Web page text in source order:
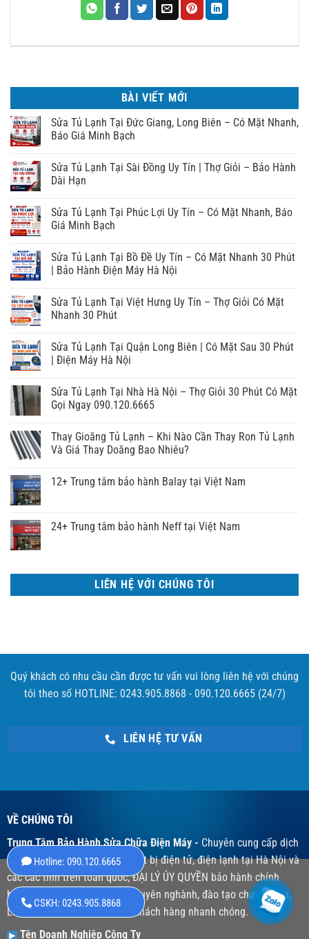
BÀI VIẾT MỚI
Sửa Tủ Lạnh Tại Đức Giang, Long Biên – Có Mặt Nhanh,
Báo Giá Minh Bạch
Sửa Tủ Lạnh Tại Sài Đồng Uy Tín | Thợ Giỏi – Bảo Hành
Dài Hạn
Sửa Tủ Lạnh Tại Phúc Lợi Uy Tín – Có Mặt Nhanh, Báo
Giá Minh Bạch
Sửa Tủ Lạnh Tại Bồ Đề Uy Tín – Có Mặt Nhanh 30 Phút
| Bảo Hành Điện Máy Hà Nội
Sửa Tủ Lạnh Tại Việt Hưng Uy Tín – Thợ Giỏi Có Mặt
Nhanh 30 Phút
Sửa Tủ Lạnh Tại Quận Long Biên | Có Mặt Sau 30 Phút
| Điện Máy Hà Nội
Sửa Tủ Lạnh Tại Nhà Hà Nội – Thợ Giỏi 30 Phút Có Mặt
Gọi Ngay 090.120.6665
Thay Gioăng Tủ Lạnh – Khi Nào Cần Thay Ron Tủ Lạnh
Và Giá Thay Doăng Bao Nhiêu?
12+ Trung tâm bảo hành Balay tại Việt Nam
24+ Trung tâm bảo hành Neff tại Việt Nam
LIÊN HỆ VỚI CHÚNG TÔI
Quý khách có nhu cầu cần được tư vấn vui lòng liên hệ với chúng
tôi theo số HOTLINE: 0243.905.8868 - 090.120.6665 (24/7)
LIÊN HỆ TƯ VẤN
VỀ CHÚNG TÔI
Trung Tâm Bảo Hành Sửa Chữa Điện Máy - Chuyên cung cấp dịch
vụ bảo hành sửa chữa các thiết bị điện tử, điện lạnh tại Hà Nội và
các các tỉnh trên toàn quốc, ĐẠI LÝ ỦY QUYỀN bảo hành chính
hãng, đội ngũ kỹ thuật viên chuyên nghành, đào tạo chuyên sâu,
Linh kiện chính hãng, Hỗ trợ khách hàng nhanh chóng.
Tên Doanh Nghiệp Công Ty
Hotline: 090.120.6665
CSKH: 0243.905.8868